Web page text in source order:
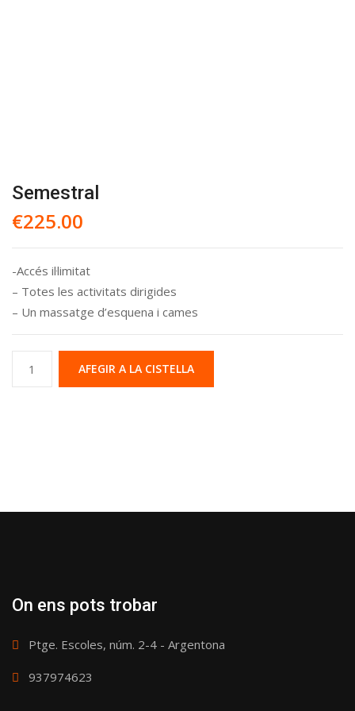
Semestral
€225.00
-Accés il·limitat
– Totes les activitats dirigides
– Un massatge d’esquena i cames
AFEGIR A LA CISTELLA
On ens pots trobar
Ptge. Escoles, núm. 2-4 - Argentona
937974623